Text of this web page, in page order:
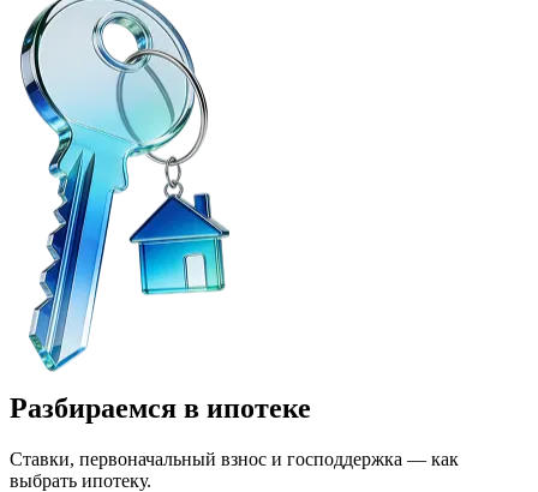
Разбираемся в ипотеке
Ставки, первоначальный взнос и господдержка — как
выбрать ипотеку.